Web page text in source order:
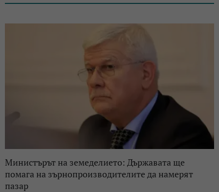
Министърът на земеделието: Държавата ще
помага на зърнопроизводителите да намерят
пазар